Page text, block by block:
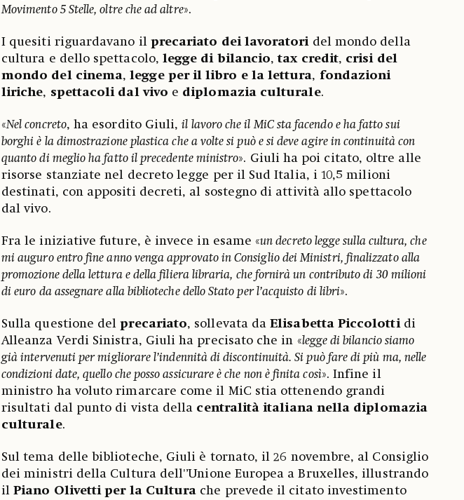
Movimento 5 Stelle, oltre che ad altre».
I quesiti riguardavano il precariato dei lavoratoridel mondo della
cultura e dello spettacolo, legge di bilancio,tax credit, crisi del
mondo del cinema,legge per il libro e la lettura, fondazioni
liriche, spettacoli dal vivo e diplomazia culturale.
«Nel concreto, ha esordito Giuli,il lavoro che il MiC sta facendo e ha fatto sui
borghi è la dimostrazione plastica che a volte si può e si deve agire in continuità con
quanto di meglio ha fatto il precedente ministro». Giuli ha poi citato, oltre alle
risorse stanziate nel decreto legge per il Sud Italia, i 10,5 milioni
destinati, con appositi decreti, al sostegno di attività allo spettacolo
dal vivo.
Fra le iniziative future, è invece in esame «un decreto legge sulla cultura, che
mi auguro entro fine anno venga approvato in Consiglio dei Ministri, finalizzato alla
promozione della lettura e della filiera libraria, che fornirà un contributo di 30 milioni
di euro da assegnare alla biblioteche dello Stato per l’acquisto di libri».
Sulla questione delprecariato, sollevata daElisabetta Piccolottidi
Alleanza Verdi Sinistra, Giuli ha precisato che in «legge di bilancio siamo
già intervenuti per migliorare l’indennità di discontinuità. Si può fare di più ma, nelle
condizioni date, quello che posso assicurare è che non è finita così». Infine il
ministro ha voluto rimarcare come il MiC stia ottenendo grandi
risultati dal punto di vista della centralità italiana nella diplomazia
culturale.
Sul tema delle biblioteche, Giuli è tornato, il 26 novembre, al Consiglio
dei ministri della Cultura dell'’Unione Europea a Bruxelles, illustrando
ilPiano Olivetti per la Cultura che prevede il citato investimento